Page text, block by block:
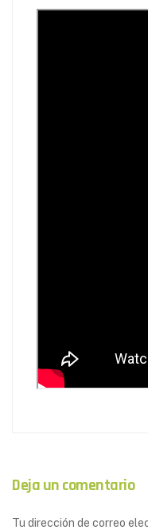
Deja un comentario
Tu dirección de correo